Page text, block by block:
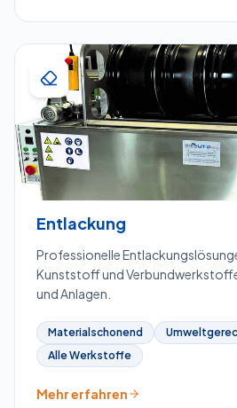
Entlackung
Professionelle
Kunststoff und
und Anlagen.
Materialschonend
Alle Werkstoffe
Mehr erfahren